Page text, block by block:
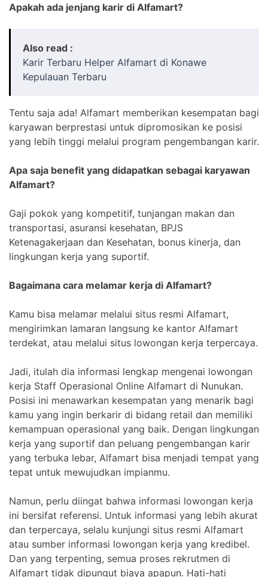
Apakah ada jenjang karir di Alfamart?
Also read :
Karir Terbaru Helper Alfamart di Konawe
Kepulauan Terbaru
Tentu saja ada! Alfamart memberikan kesempatan bagi
karyawan berprestasi untuk dipromosikan ke posisi
yang lebih tinggi melalui program pengembangan karir.
Apa saja benefit yang didapatkan sebagai karyawan
Alfamart?
Gaji pokok yang kompetitif, tunjangan makan dan
transportasi, asuransi kesehatan, BPJS
Ketenagakerjaan dan Kesehatan, bonus kinerja, dan
lingkungan kerja yang suportif.
Bagaimana cara melamar kerja di Alfamart?
Kamu bisa melamar melalui situs resmi Alfamart,
mengirimkan lamaran langsung ke kantor Alfamart
terdekat, atau melalui situs lowongan kerja terpercaya.
Jadi, itulah dia informasi lengkap mengenai lowongan
kerja Staff Operasional Online Alfamart di Nunukan.
Posisi ini menawarkan kesempatan yang menarik bagi
kamu yang ingin berkarir di bidang retail dan memiliki
kemampuan operasional yang baik. Dengan lingkungan
kerja yang suportif dan peluang pengembangan karir
yang terbuka lebar, Alfamart bisa menjadi tempat yang
tepat untuk mewujudkan impianmu.
Namun, perlu diingat bahwa informasi lowongan kerja
ini bersifat referensi. Untuk informasi yang lebih akurat
dan terpercaya, selalu kunjungi situs resmi Alfamart
atau sumber informasi lowongan kerja yang kredibel.
Dan yang terpenting, semua proses rekrutmen di
Alfamart tidak dipungut biaya apapun. Hati-hati